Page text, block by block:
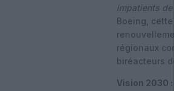
impatients de
Boeing, cette
régionaux
biréacteurs
Vision 2030 :